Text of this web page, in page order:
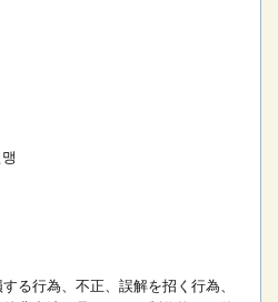
る行為、不正、誤解を招く行為、